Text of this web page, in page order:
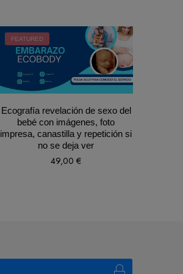
FEATURED
Ecografía revelación de sexo del
bebé con imágenes, foto
impresa, canastilla y repetición si
no se deja ver
49,00 €